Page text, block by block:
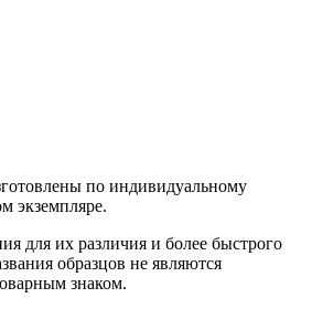
по индивидуальному
экземпляре.
для их различия и более быстрого
образцов не являются
знаком.